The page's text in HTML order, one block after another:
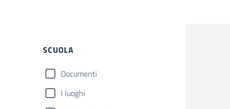
Filtri
SCUOLA
Documenti
I luoghi